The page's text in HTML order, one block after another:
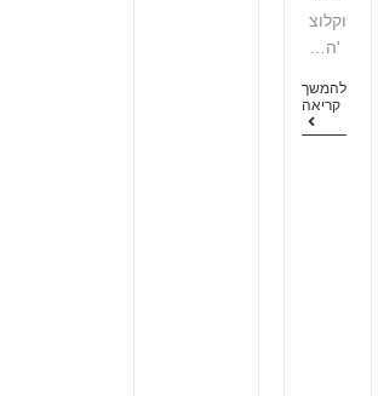
וקלוצ
'ה…
להמשך
קריאה